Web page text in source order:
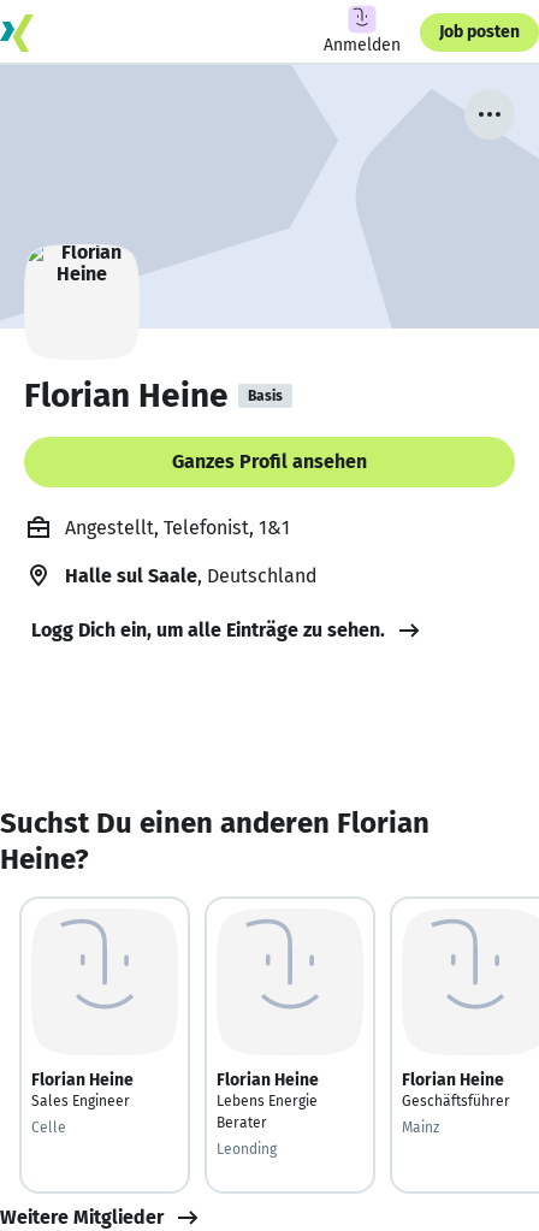
Anmelden
Job posten
Florian Heine Basis
Ganzes Profil ansehen
Angestellt, Telefonist, 1&1
Halle sul Saale, Deutschland
Logg Dich ein, um alle Einträge zu sehen.
Suchst Du einen anderen Florian
Heine?
Florian Heine
Sales Engineer
Celle
Florian Heine
Lebens Energie
Berater
Leonding
Florian Heine
Geschäftsführer
Mainz
Weitere Mitglieder